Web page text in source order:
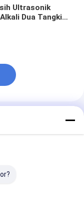
Ultrasonik
Dua Tangki